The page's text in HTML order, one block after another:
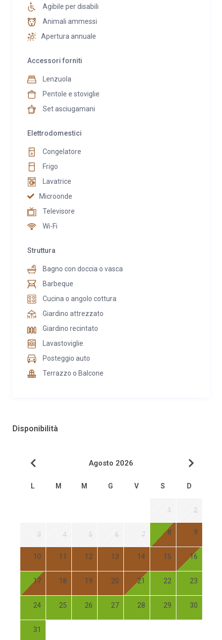
Agibile per disabili
Animali ammessi
Apertura annuale
Accessori forniti
Lenzuola
Pentole e stoviglie
Set asciugamani
Elettrodomestici
Congelatore
Frigo
Lavatrice
Microonde
Televisore
Wi-Fi
Struttura
Bagno con doccia o vasca
Barbeque
Cucina o angolo cottura
Giardino attrezzato
Giardino recintato
Lavastoviglie
Posteggio auto
Terrazzo o Balcone
Disponibilità
Agosto 2026
L M M G V S D
1 2
3 4 5 6 7 8 9
10 11 12 13 14 15 16
17 18 19 20 21 22 23
24 25 26 27 28 29 30
31